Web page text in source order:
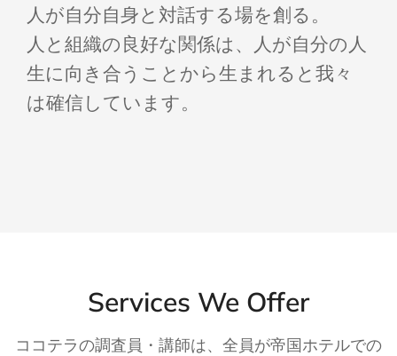
人が自分自身と対話する場を創る。
人と組織の良好な関係は、人が自分の人
生に向き合うことから生まれると我々
は確信しています。
Services We Offer
ココテラの調査員・講師は、全員が帝国ホテルでの